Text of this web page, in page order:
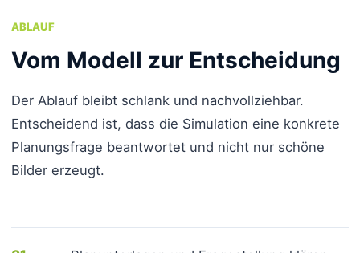
ABLAUF
Vom Modell zur Entscheidung
Der Ablauf bleibt schlank und nachvollziehbar.
Entscheidend ist, dass die Simulation eine konkrete
Planungsfrage beantwortet und nicht nur schöne
Bilder erzeugt.